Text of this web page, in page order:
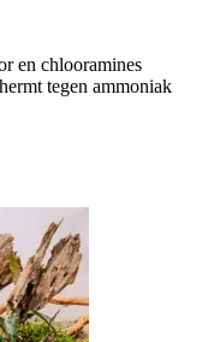
en chlooramines
tegen ammoniak